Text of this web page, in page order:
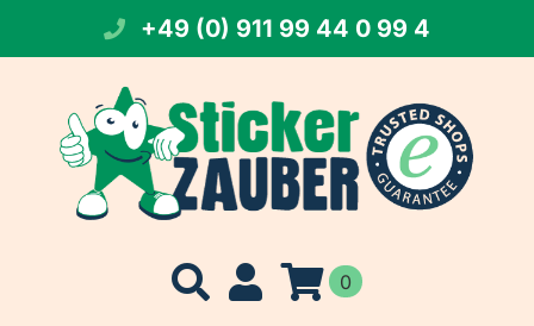
springen
+49 (0) 911 99 44 0 99 4
0